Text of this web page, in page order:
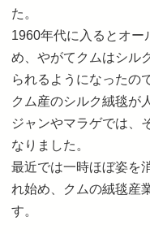
た。
1960年代に入るとオー
め、やがてクムはシル
られるようになったの
クム産のシルク絨毯が
ジャンやマラゲでは、
なりました。
最近では一時ほぼ姿を
れ始め、クムの絨毯産
す。